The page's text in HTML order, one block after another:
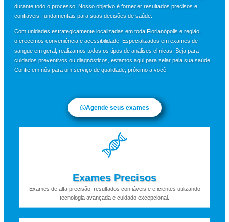
durante todo o processo. Nosso objetivo é fornecer resultados precisos e
confiáveis, fundamentais para suas decisões de saúde.
Com unidades estrategicamente localizadas em toda Florianópolis e região,
oferecemos conveniência e acessibilidade. Especializados em exames de
sangue em geral, realizamos todos os tipos de análises clínicas. Seja para
cuidados preventivos ou diagnósticos, estamos aqui para zelar pela sua saúde.
Confie em nós para um serviço de qualidade, próximo a você
Agende seus exames
Exames Precisos
Exames de alta precisão, resultados confiáveis e eficientes utilizando
tecnologia avançada e cuidado excepcional.